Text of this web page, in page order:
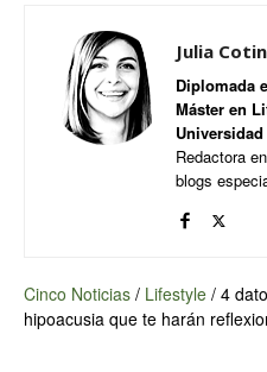
Julia
Diplomada
Máster en
Redactora
blogs
Cinco Noticias / Lifestyle / 4
hipoacusia que te harán